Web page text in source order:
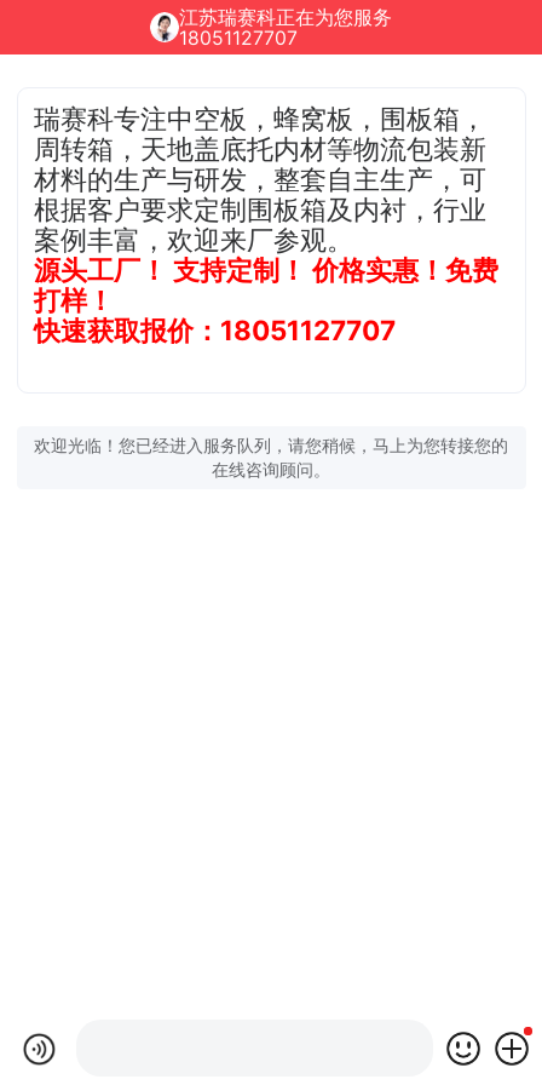
江苏瑞赛科正在为您服务
18051127707
瑞赛科专注中空板，蜂窝板，围板箱，
周转箱，天地盖底托内材等物流包装新
材料的生产与研发，整套自主生产，可
根据客户要求定制围板箱及内衬，行业
案例丰富，欢迎来厂参观。
源头工厂！ 支持定制！ 价格实惠！免费
打样！
快速获取报价：18051127707
欢迎光临！您已经进入服务队列，请您稍候，马上为您转接您的
在线咨询顾问。